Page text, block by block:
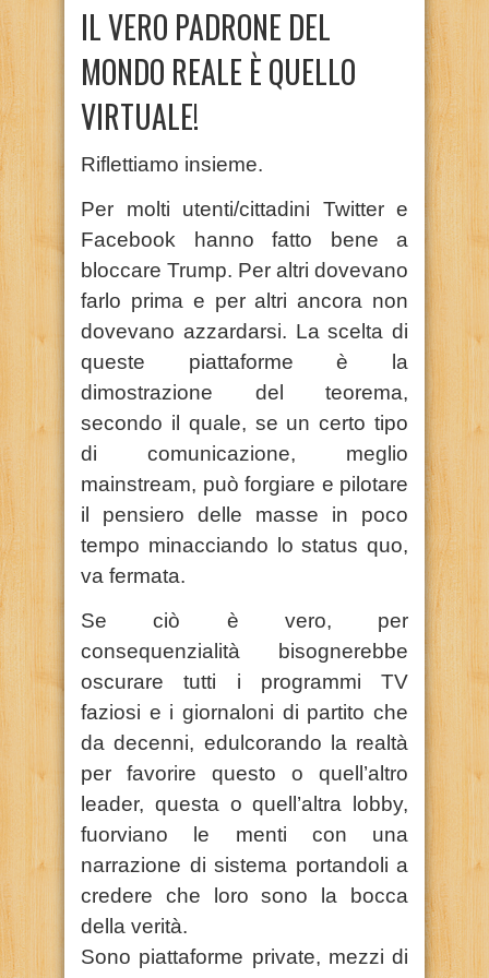
IL VERO PADRONE DEL
MONDO REALE È QUELLO
VIRTUALE!
Riflettiamo insieme.
Per molti utenti/cittadini Twitter e
Facebook hanno fatto bene a
bloccare Trump. Per altri dovevano
farlo prima e per altri ancora non
dovevano azzardarsi. La scelta di
queste piattaforme è la
dimostrazione del teorema,
secondo il quale, se un certo tipo
di comunicazione, meglio
mainstream, può forgiare e pilotare
il pensiero delle masse in poco
tempo minacciando lo status quo,
va fermata.
Se ciò è vero, per
consequenzialità bisognerebbe
oscurare tutti i programmi TV
faziosi e i giornaloni di partito che
da decenni, edulcorando la realtà
per favorire questo o quell’altro
leader, questa o quell’altra lobby,
fuorviano le menti con una
narrazione di sistema portandoli a
credere che loro sono la bocca
della verità.
Sono piattaforme private, mezzi di